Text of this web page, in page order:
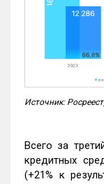
Источник:
Всего за
кредитных
(+21% к